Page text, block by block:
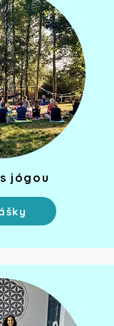
jógou